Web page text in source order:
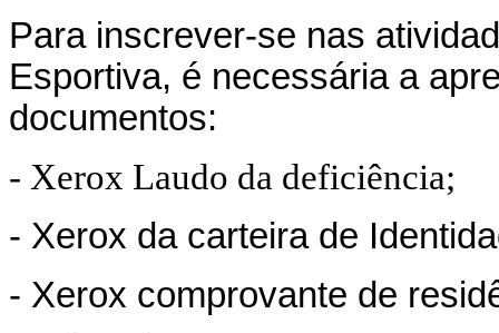
Para inscrever-se nas
Esportiva, é necessária a
documentos:
- Xerox Laudo da deficiência;
- Xerox da carteira de
- Xerox comprovante de